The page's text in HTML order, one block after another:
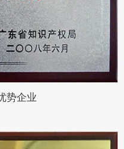
势企业